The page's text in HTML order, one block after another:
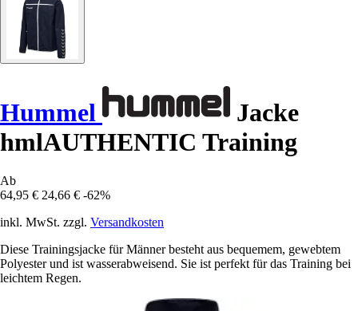
Hummel
Jacke
hmlAUTHENTIC Training
Ab
64,95 € 24,66 € -62%
inkl. MwSt. zzgl. Versandkosten
Diese Trainingsjacke für Männer besteht aus bequemem, gewebtem
Polyester und ist wasserabweisend. Sie ist perfekt für das Training bei
leichtem Regen.